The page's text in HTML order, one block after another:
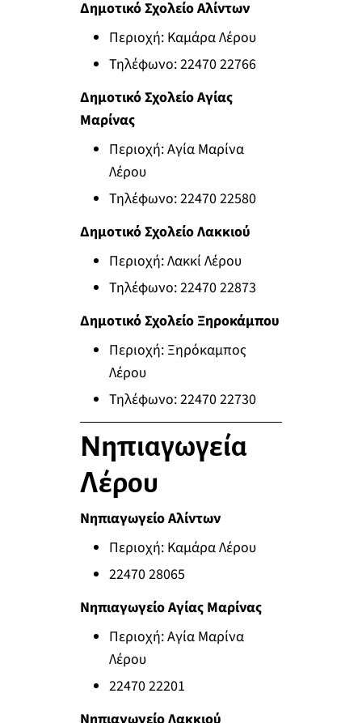
Δημοτικό Σχολείο Αλίντων
Περιοχή: Καμάρα Λέρου
Τηλέφωνο: 22470 22766
Δημοτικό Σχολείο Αγίας
Μαρίνας
Περιοχή: Αγία Μαρίνα
Λέρου
Τηλέφωνο: 22470 22580
Δημοτικό Σχολείο Λακκιού
Περιοχή: Λακκί Λέρου
Τηλέφωνο: 22470 22873
Δημοτικό Σχολείο Ξηροκάμπου
Περιοχή: Ξηρόκαμπος
Λέρου
Τηλέφωνο: 22470 22730
Νηπιαγωγεία
Λέρου
Νηπιαγωγείο Αλίντων
Περιοχή: Καμάρα Λέρου
22470 28065
Νηπιαγωγείο Αγίας Μαρίνας
Περιοχή: Αγία Μαρίνα
Λέρου
22470 22201